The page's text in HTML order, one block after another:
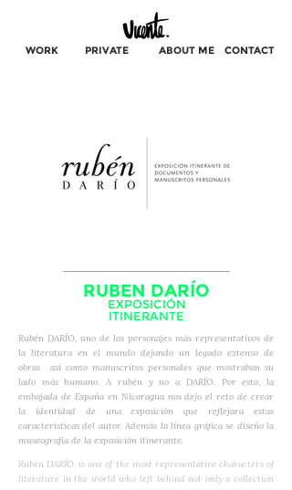
PRIVATE
WORK ABOUT ME CONTACT
RUBEN DARÍO
EXPOSICIÓN
ITINERANTE
Rubén DARÍO, uno de los personajes más representativos de
la literatura en el mundo dejando un legado extenso de
obras así como manuscritos personales que mostraban su
lado más humano. A rubén y no a DARÍO. Por esto, la
embajada de España en Nicaragua nos dejo el reto de crear
la identidad de una exposición que reflejara estas
características del autor. Además la línea gráfica se diseño la
museografía de la exposición itinerante.
Rubén DARÍO, is one of the most representative characters of
literature in the world who left behind not only a collection